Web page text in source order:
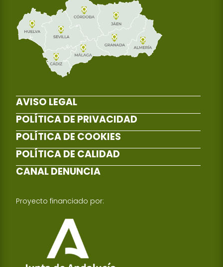
AVISO LEGAL
POLÍTICA DE PRIVACIDAD
POLÍTICA DE COOKIES
POLÍTICA DE CALIDAD
CANAL DENUNCIA
Proyecto financiado por: